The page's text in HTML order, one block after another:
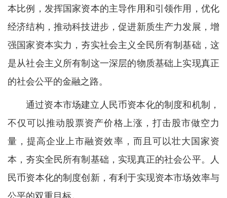
本比例，发挥国家资本的主导作用和引领作用，优化
经济结构，推动科技进步，促进新质生产力发展，增
强国家资本实力，夯实社会主义全民所有制基础，这
是从社会主义所有制这一深层的物质基础上实现真正
的社会公平的金融之路。
通过资本市场建立人民币资本化的制度和机制，
不仅可以推动股票资产价格上涨，打击股市做空力
量，提高企业上市融资效率，而且可以壮大国家资
本，夯实全民所有制基础，实现真正的社会公平。人
民币资本化的制度创新，有利于实现资本市场效率与
公平的双重目标。